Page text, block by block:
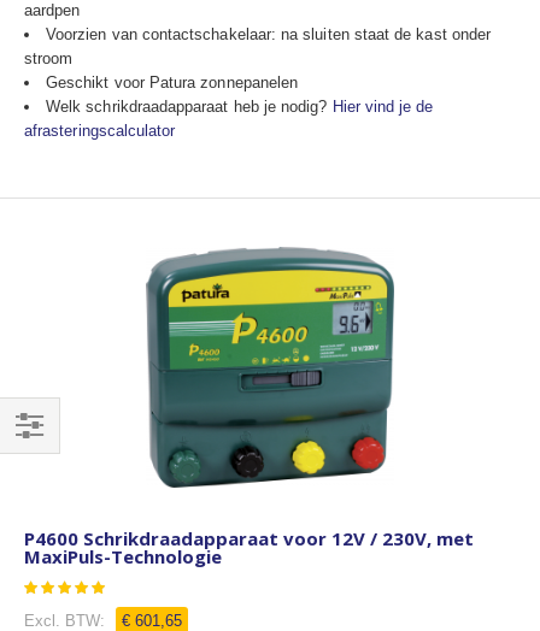
aardpen
Voorzien van contactschakelaar: na sluiten staat de kast onder
stroom
Geschikt voor Patura zonnepanelen
Welk schrikdraadapparaat heb je nodig? Hier vind je de
afrasteringscalculator
P4600 Schrikdraadapparaat voor 12V / 230V, met
MaxiPuls-Technologie
Waardering:
100
100
€ 601,65
Filteren